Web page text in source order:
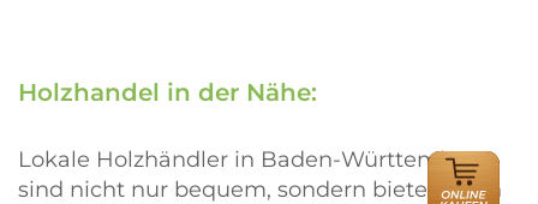
Holzhandel in der Nähe:
Lokale Holzhändler in Baden-Württemberg
sind nicht nur bequem, sondern bieten auch
ONLINE